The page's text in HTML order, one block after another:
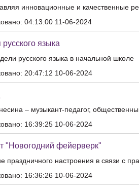
инновационные и качественные
04:13:00 11-06-2024
языка
русского языка в начальной школе
20:47:12 10-06-2024
– музыкант-педагог,
16:39:25 10-06-2024
"Новогодний фейерверк"
праздничного настроения в связи с
16:36:26 10-06-2024